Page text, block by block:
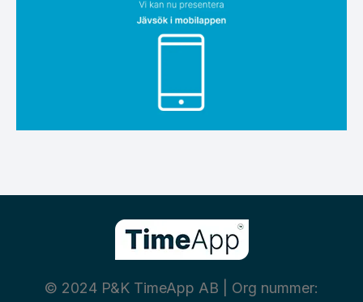
© 2024 P&K TimeApp AB | Org nummer: